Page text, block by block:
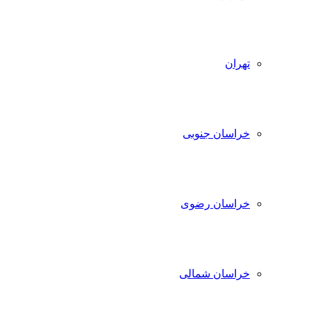
تهران
خراسان جنوبی
خراسان رضوی
خراسان شمالی